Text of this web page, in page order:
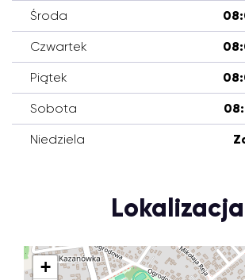
Środa
Czwartek
Piątek
Sobota
Niedziela
Lokalizacja
+